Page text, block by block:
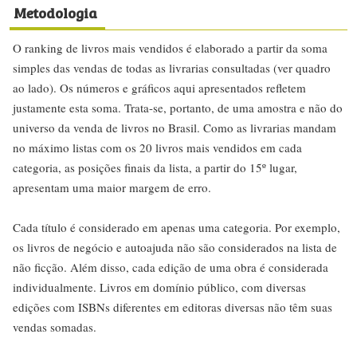
Metodologia
O ranking de livros mais vendidos é elaborado a partir da soma
simples das vendas de todas as livrarias consultadas (ver quadro
ao lado). Os números e gráficos aqui apresentados refletem
justamente esta soma. Trata-se, portanto, de uma amostra e não do
universo da venda de livros no Brasil. Como as livrarias mandam
no máximo listas com os 20 livros mais vendidos em cada
categoria, as posições finais da lista, a partir do 15º lugar,
apresentam uma maior margem de erro.
Cada título é considerado em apenas uma categoria. Por exemplo,
os livros de negócio e autoajuda não são considerados na lista de
não ficção. Além disso, cada edição de uma obra é considerada
individualmente. Livros em domínio público, com diversas
edições com ISBNs diferentes em editoras diversas não têm suas
vendas somadas.